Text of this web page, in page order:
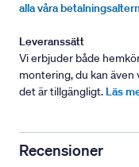
alla våra
Leveranssätt
Vi erbjuder både
montering, du kan även
det är tillgängligt. Läs
Recensioner